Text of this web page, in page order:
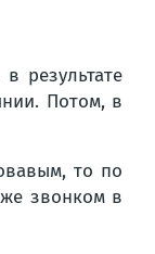
результате
Потом, в
то по
звонком в